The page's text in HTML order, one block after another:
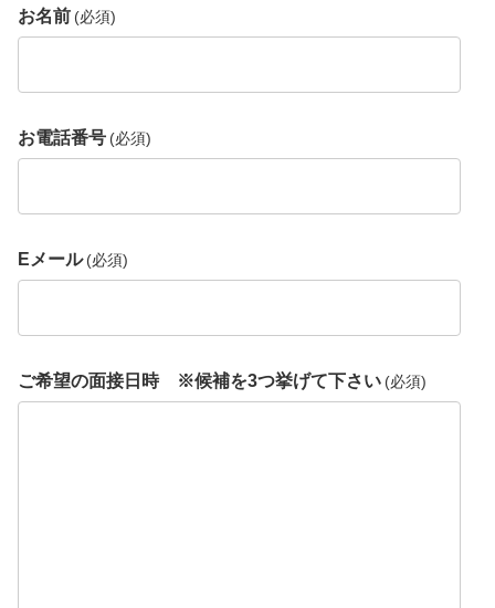
お名前 (必須)
お電話番号 (必須)
Eメール (必須)
ご希望の面接日時 ※候補を3つ挙げて下さい (必須)